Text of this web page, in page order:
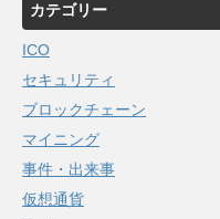
カテゴリー
ICO
セキュリティ
ブロックチェーン
マイニング
事件・出来事
仮想通貨